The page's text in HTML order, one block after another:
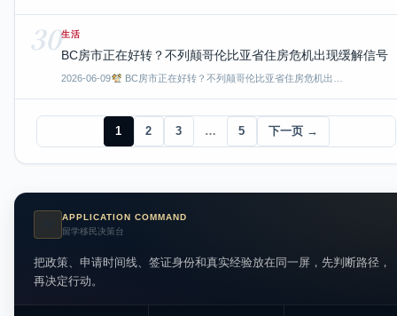
30生活
BC房市正在好转？不列颠哥伦比亚省住房危机出现缓解信号
2026-06-09 BC房市正在好转？不列颠哥伦比亚省住房危机出…
1 2 3 … 5 下一页 →
APPLICATION COMMAND
留学移民决策台
把政策、申请时间线、签证身份和真实经验放在同一屏，先判断路径，
再决定行动。